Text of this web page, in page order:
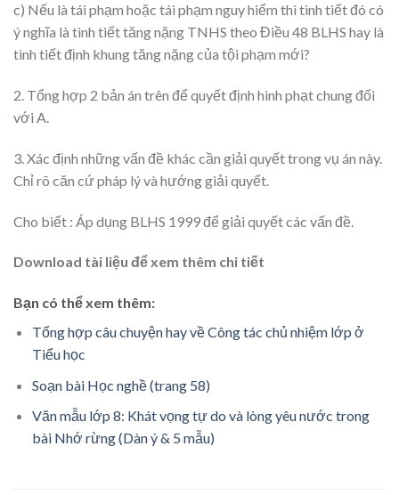
c) Nếu là tái phạm hoặc tái phạm nguy hiểm thì tình tiết đó có
ý nghĩa là tình tiết tăng nặng TNHS theo Điều 48 BLHS hay là
tình tiết định khung tăng nặng của tội phạm mới?
2. Tổng hợp 2 bản án trên để quyết định hình phạt chung đối
với A.
3. Xác định những vấn đề khác cần giải quyết trong vụ án này.
Chỉ rõ căn cứ pháp lý và hướng giải quyết.
Cho biết : Áp dụng BLHS 1999 để giải quyết các vấn đề.
Download tài liệu để xem thêm chi tiết
Bạn có thể xem thêm:
Tổng hợp câu chuyện hay về Công tác chủ nhiệm lớp ở
Tiểu học
Soạn bài Học nghề (trang 58)
Văn mẫu lớp 8: Khát vọng tự do và lòng yêu nước trong
bài Nhớ rừng (Dàn ý & 5 mẫu)